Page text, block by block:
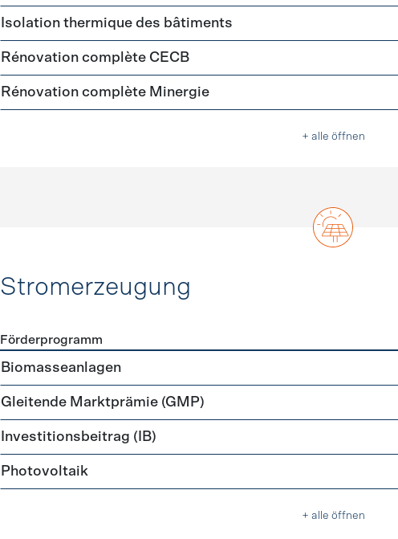
Isolation thermique des bâtiments
Rénovation complète CECB
Rénovation complète Minergie
+ alle öffnen
Stromerzeugung
Förderprogramme
Förderprogramm
Biomasseanlagen
Gleitende Marktprämie (GMP)
Investitionsbeitrag (IB)
Photovoltaik
+ alle öffnen